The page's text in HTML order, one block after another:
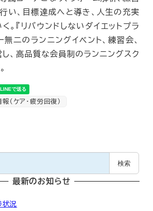
い、目標達成へと導き、人生の充実
。『リバウンドしないダイエットプラ
無二のランニングイベント、練習会、
、高品質な会員制のランニングスク
（ケア・疲労回復）
検索
最新のお知らせ
況